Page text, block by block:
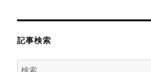
記事検索
検